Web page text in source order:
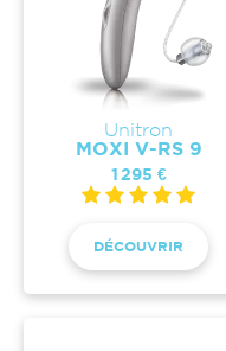
Unitron
MOXI V-RS 9
1 295 €
DÉCOUVRIR